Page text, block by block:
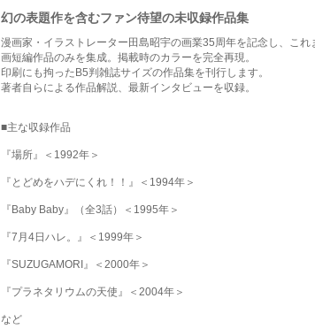
幻の表題作を含むファン待望の未収録作品集
漫画家・イラストレーター田島昭宇の画業35周年を記念し、こ
画短編作品のみを集成。掲載時のカラーを完全再現。
印刷にも拘ったB5判雑誌サイズの作品集を刊行します。
著者自らによる作品解説、最新インタビューを収録。
■主な収録作品
『場所』＜1992年＞
『とどめをハデにくれ！！』＜1994年＞
『Baby Baby』（全3話）＜1995年＞
『7月4日ハレ。』＜1999年＞
『SUZUGAMORI』＜2000年＞
『プラネタリウムの天使』＜2004年＞
など